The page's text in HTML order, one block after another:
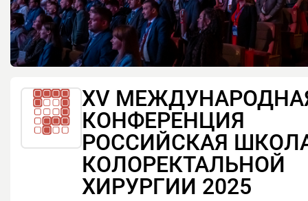
XV
КОНФЕРЕНЦИЯ
РОССИЙСКАЯ
КОЛОРЕКТАЛЬНОЙ
ХИРУРГИИ 2025
Контакты
Организаторам
Посетителям